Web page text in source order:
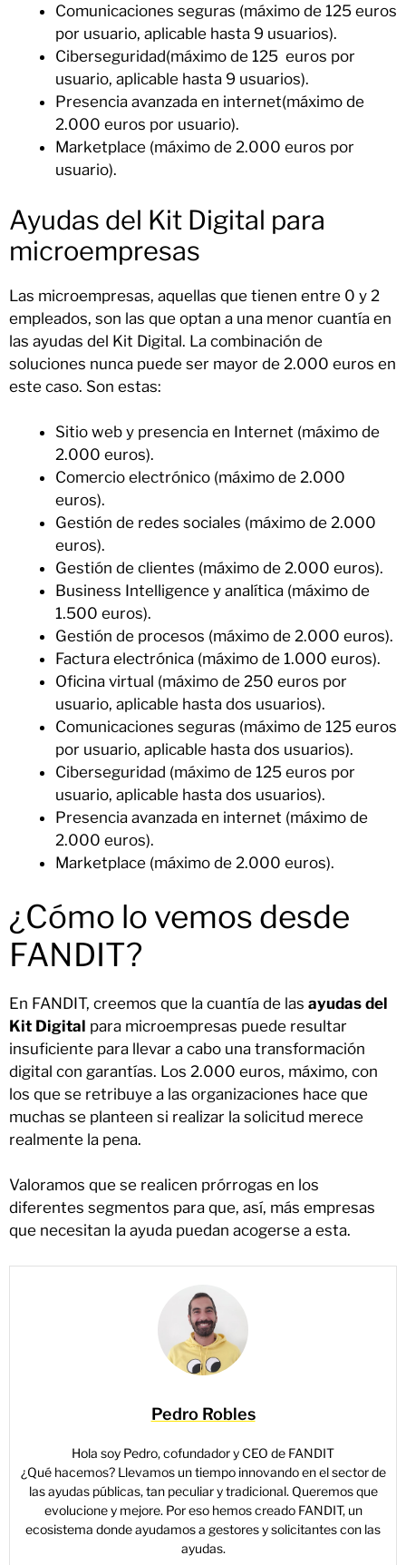
Comunicaciones seguras (máximo de 125 euros
por usuario, aplicable hasta 9 usuarios).
Ciberseguridad(máximo de 125 euros por
usuario, aplicable hasta 9 usuarios).
Presencia avanzada en internet(máximo de
2.000 euros por usuario).
Marketplace (máximo de 2.000 euros por
usuario).
Ayudas del Kit Digital para
microempresas
Las microempresas, aquellas que tienen entre 0 y 2
empleados, son las que optan a una menor cuantía en
las ayudas del Kit Digital. La combinación de
soluciones nunca puede ser mayor de 2.000 euros en
este caso. Son estas:
Sitio web y presencia en Internet (máximo de
2.000 euros).
Comercio electrónico (máximo de 2.000
euros).
Gestión de redes sociales (máximo de 2.000
euros).
Gestión de clientes (máximo de 2.000 euros).
Business Intelligence y analítica (máximo de
1.500 euros).
Gestión de procesos (máximo de 2.000 euros).
Factura electrónica (máximo de 1.000 euros).
Oficina virtual (máximo de 250 euros por
usuario, aplicable hasta dos usuarios).
Comunicaciones seguras (máximo de 125 euros
por usuario, aplicable hasta dos usuarios).
Ciberseguridad (máximo de 125 euros por
usuario, aplicable hasta dos usuarios).
Presencia avanzada en internet (máximo de
2.000 euros).
Marketplace (máximo de 2.000 euros).
¿Cómo lo vemos desde
FANDIT?
En FANDIT, creemos que la cuantía de las ayudas del
Kit Digital para microempresas puede resultar
insuficiente para llevar a cabo una transformación
digital con garantías. Los 2.000 euros, máximo, con
los que se retribuye a las organizaciones hace que
muchas se planteen si realizar la solicitud merece
realmente la pena.
Valoramos que se realicen prórrogas en los
diferentes segmentos para que, así, más empresas
que necesitan la ayuda puedan acogerse a esta.
Pedro Robles
Hola soy Pedro, cofundador y CEO de FANDIT
¿Qué hacemos? Llevamos un tiempo innovando en el sector de
las ayudas públicas, tan peculiar y tradicional. Queremos que
evolucione y mejore. Por eso hemos creado FANDIT, un
ecosistema donde ayudamos a gestores y solicitantes con las
ayudas.